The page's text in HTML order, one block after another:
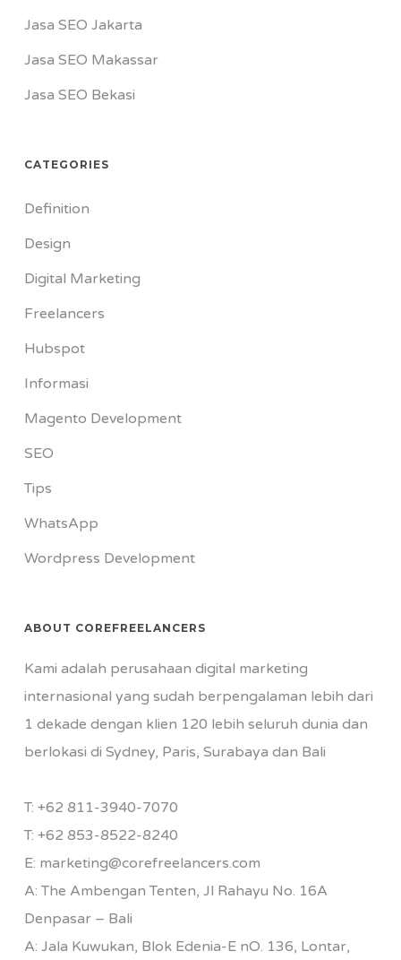
Jasa SEO Jakarta
Jasa SEO Makassar
Jasa SEO Bekasi
CATEGORIES
Definition
Design
Digital Marketing
Freelancers
Hubspot
Informasi
Magento Development
SEO
Tips
WhatsApp
Wordpress Development
ABOUT COREFREELANCERS
Kami adalah perusahaan digital marketing
internasional yang sudah berpengalaman lebih dari
1 dekade dengan klien 120 lebih seluruh dunia dan
berlokasi di Sydney, Paris, Surabaya dan Bali
T: +62 811-3940-7070
T: +62 853-8522-8240
E: marketing@corefreelancers.com
A: The Ambengan Tenten, Jl Rahayu No. 16A
Denpasar – Bali
A: Jala Kuwukan, Blok Edenia-E nO. 136, Lontar,